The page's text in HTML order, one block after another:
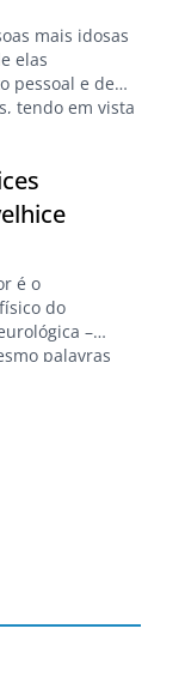
mais idosas
elas
pessoal e de
tendo em vista
duas
a essa
é o
do
–
palavras